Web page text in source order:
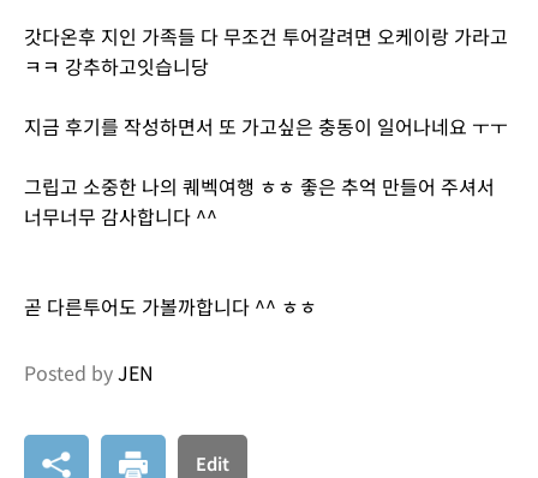
갓다온후 지인 가족들 다 무조건 투어갈려면 오케이랑 가라고
ㅋㅋ 강추하고잇습니당
지금 후기를 작성하면서 또 가고싶은 충동이 일어나네요 ㅜㅜ
그립고 소중한 나의 퀘벡여행 ㅎㅎ 좋은 추억 만들어 주셔서
너무너무 감사합니다 ^^
곧 다른투어도 가볼까합니다 ^^ ㅎㅎ
Posted byJEN
Edit